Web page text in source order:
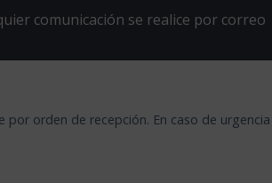
comunicación se realice por correo
orden de recepción. En caso de